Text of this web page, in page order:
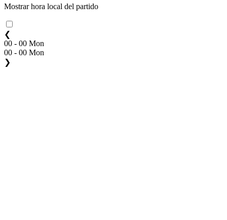
Mostrar hora local del partido
❮
00 - 00 Mon
00 - 00 Mon
❯